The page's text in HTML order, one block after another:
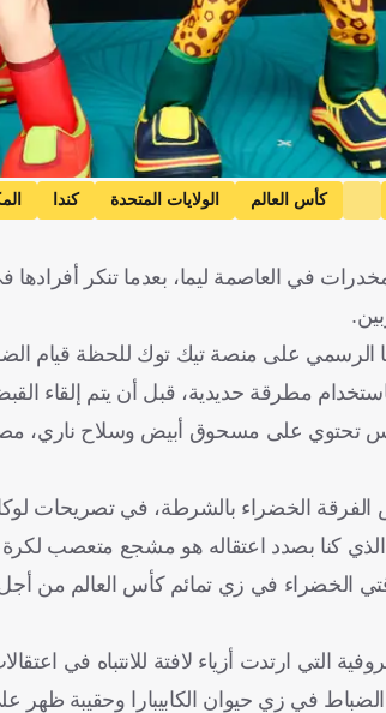
كأس العالم الولايات المتحدة كندا
في العاصمة ليما، بعدما تنكر أفرادها
على منصة تيك توك للحظة قيام
باستخدام مطرقة حديدية، قبل أن يتم إلقاء
تحتوي على مسحوق أبيض وسلاح ناري،
الفرقة الخضراء بالشرطة، في تصريحات
الذي كنا بصدد اعتقاله هو مشجع متعصب
الخضراء في زي تمائم كأس العالم من أجل
التي ارتدت أزياء لافتة للانتباه في
عيد الحب في عام 2025 تنكر أحد الضباط في زي حيوان